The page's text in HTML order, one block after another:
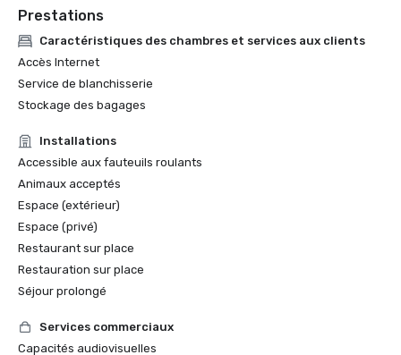
Prestations
Caractéristiques des chambres et services aux clients
Accès Internet
Service de blanchisserie
Stockage des bagages
Installations
Accessible aux fauteuils roulants
Animaux acceptés
Espace (extérieur)
Espace (privé)
Restaurant sur place
Restauration sur place
Séjour prolongé
Services commerciaux
Capacités audiovisuelles